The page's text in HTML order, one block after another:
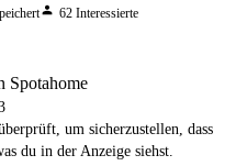
person 62 Interessierte
Spotahome
um sicherzustellen, dass
du in der Anzeige siehst.